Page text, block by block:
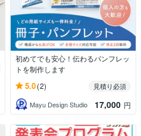
初めてでも安心！伝わるパンフレッ
トを制作します
5.0(2)
見積り必須
Mayu Design Studio
17,000 円